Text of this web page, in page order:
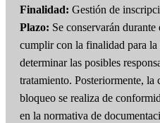
Finalidad: Gestión de
Plazo: Se conservarán
cumplir con la finalidad para la
determinar las posibles
tratamiento. Posteriormente, la
bloqueo se realiza de
en la normativa de